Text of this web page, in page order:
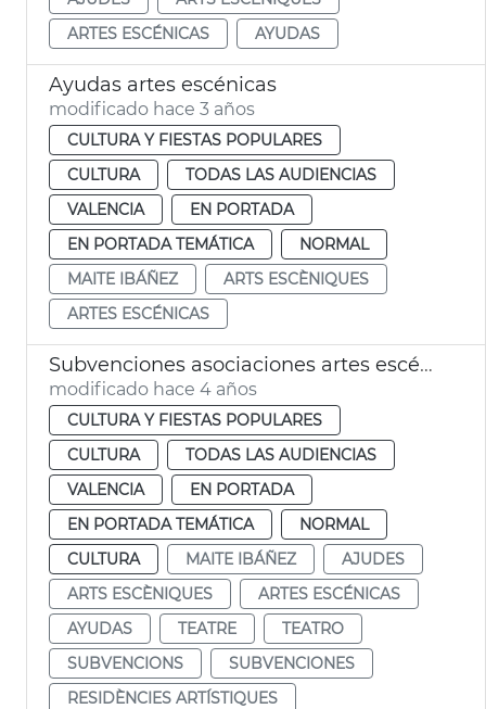
ARTES ESCÉNICAS
AYUDAS
Ayudas artes escénicas
modificado hace 3 años
CULTURA Y FIESTAS POPULARES
CULTURA
TODAS LAS AUDIENCIAS
VALENCIA
EN PORTADA
EN PORTADA TEMÁTICA
NORMAL
MAITE IBÁÑEZ
ARTS ESCÈNIQUES
ARTES ESCÉNICAS
Subvenciones asociaciones artes escénicas y residencias artísticas
modificado hace 4 años
CULTURA Y FIESTAS POPULARES
CULTURA
TODAS LAS AUDIENCIAS
VALENCIA
EN PORTADA
EN PORTADA TEMÁTICA
NORMAL
CULTURA
MAITE IBÁÑEZ
AJUDES
ARTS ESCÈNIQUES
ARTES ESCÉNICAS
AYUDAS
TEATRE
TEATRO
SUBVENCIONS
SUBVENCIONES
RESIDÈNCIES ARTÍSTIQUES